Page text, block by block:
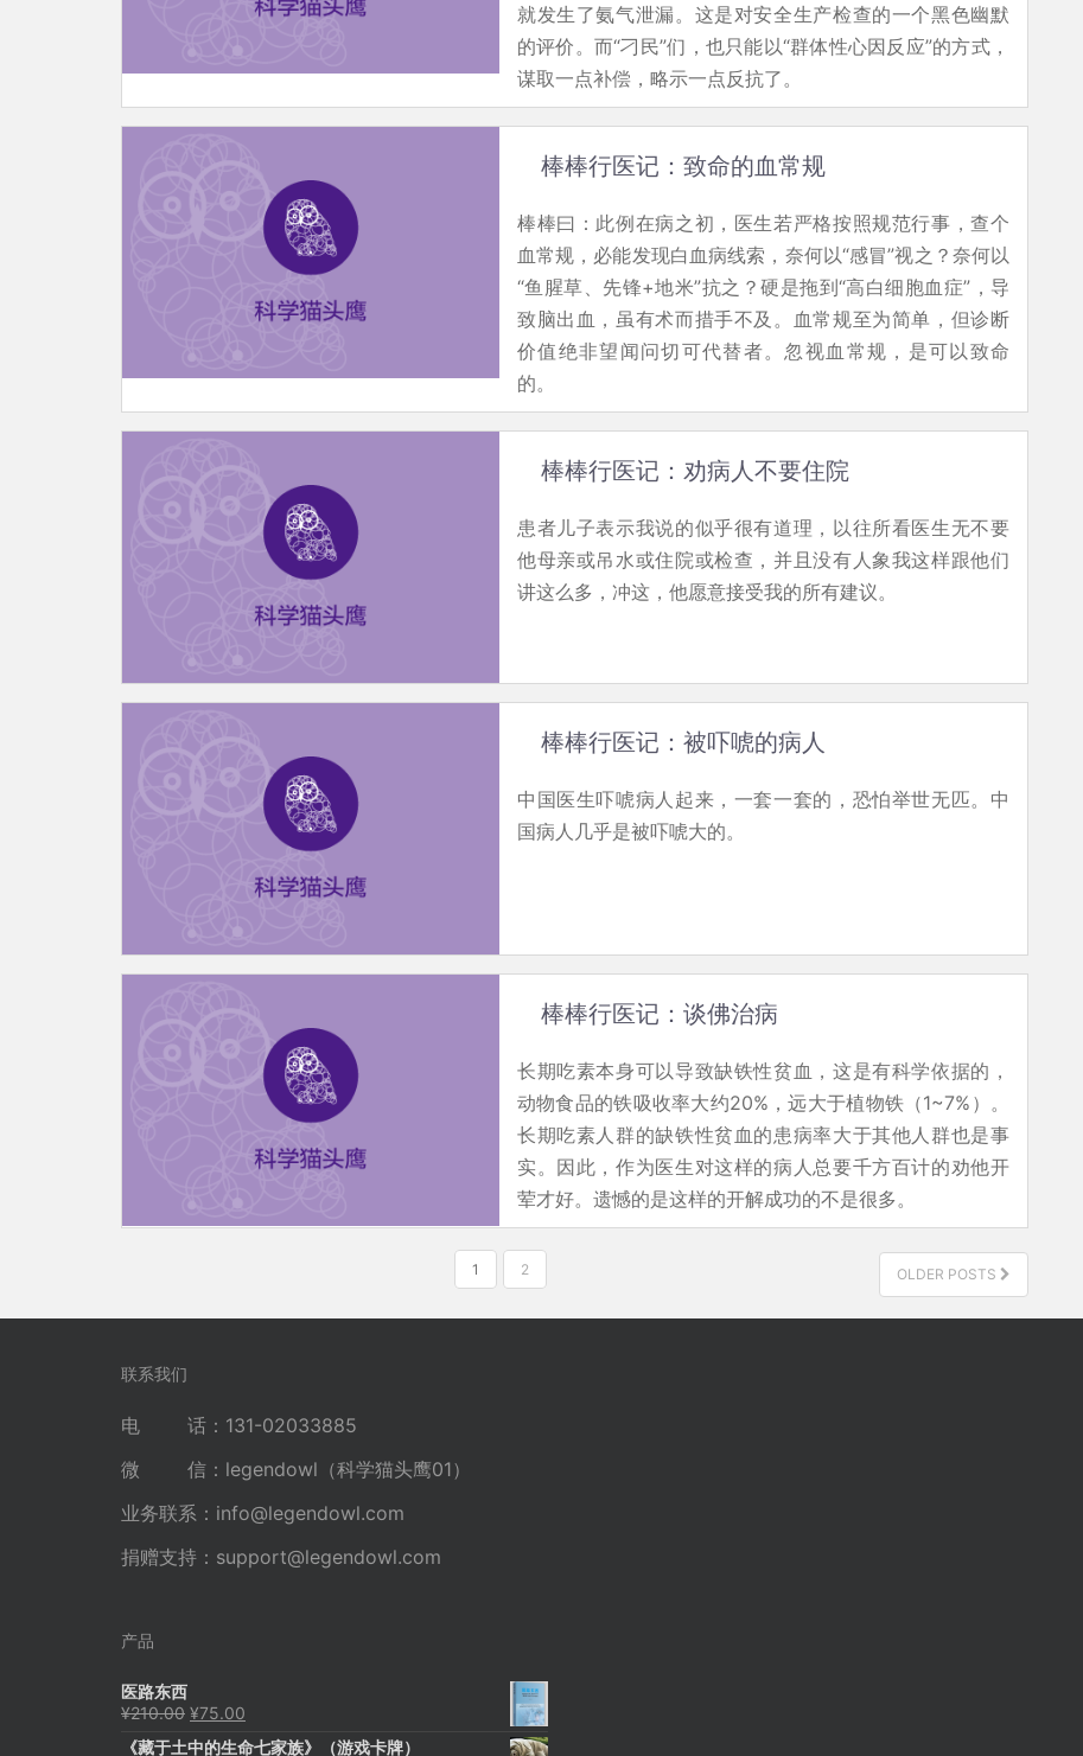
就发生了氨气泄漏。这是对安全生产检查的一个黑色幽默
的评价。而“刁民”们，也只能以“群体性心因反应”的方式，
谋取一点补偿，略示一点反抗了。
棒棒行医记：致命的血常规
棒棒曰：此例在病之初，医生若严格按照规范行事，查个
血常规，必能发现白血病线索，奈何以“感冒”视之？奈何以
“鱼腥草、先锋+地米”抗之？硬是拖到“高白细胞血症”，导
致脑出血，虽有术而措手不及。血常规至为简单，但诊断
价值绝非望闻问切可代替者。忽视血常规，是可以致命
的。
棒棒行医记：劝病人不要住院
患者儿子表示我说的似乎很有道理，以往所看医生无不要
他母亲或吊水或住院或检查，并且没有人象我这样跟他们
讲这么多，冲这，他愿意接受我的所有建议。
棒棒行医记：被吓唬的病人
中国医生吓唬病人起来，一套一套的，恐怕举世无匹。中
国病人几乎是被吓唬大的。
棒棒行医记：谈佛治病
长期吃素本身可以导致缺铁性贫血，这是有科学依据的，
动物食品的铁吸收率大约20%，远大于植物铁（1~7%）。
长期吃素人群的缺铁性贫血的患病率大于其他人群也是事
实。因此，作为医生对这样的病人总要千方百计的劝他开
荤才好。遗憾的是这样的开解成功的不是很多。
分
1 2 OLDER POSTS
联系我们
电 话：131-02033885
微 信：legendowl（科学猫头鹰01）
业务联系： info@legendowl.com
捐赠支持： support@legendowl.com
产品
医路东西
¥210.00 原
¥75.00
《藏于土中的生命七家族》（游戏卡牌）